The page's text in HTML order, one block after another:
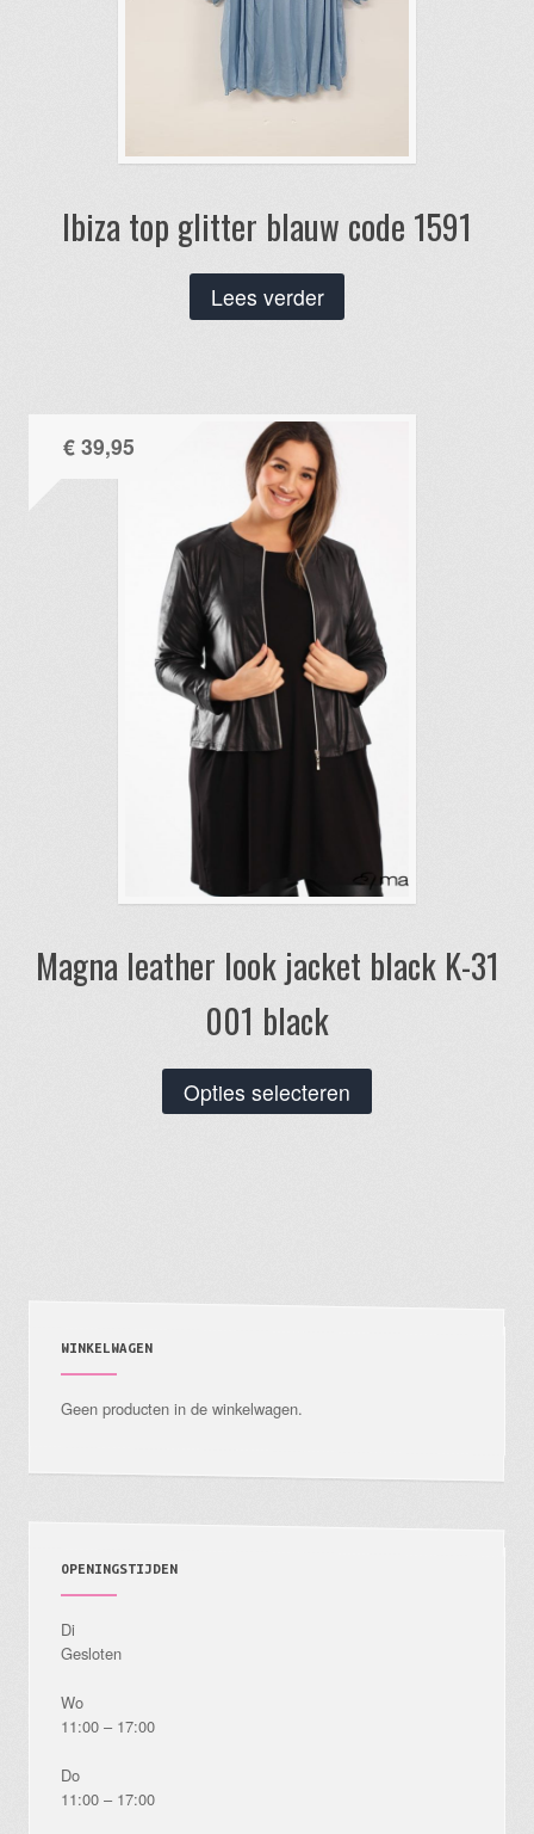
Ibiza top glitter blauw code 1591
Lees verder
Magna leather look jacket black K-31
001 black
€39,95
Opties selecteren
product
productpagina
WINKELWAGEN
Geen producten in de winkelwagen.
OPENINGSTIJDEN
Di
Gesloten
Wo
11:00 – 17:00
Do
11:00 – 17:00